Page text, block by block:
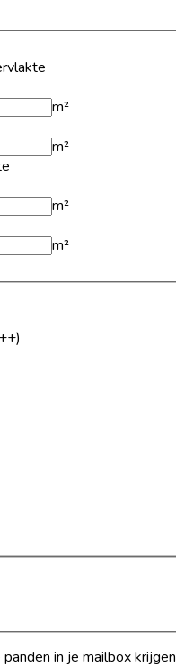
m²
m²
m²
m²
in je mailbox